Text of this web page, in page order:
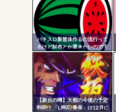
Powered by livedoor 相互RSS
パチスロ新筐体作るの流行って
るけど財布とか置きたいので下
皿とか今まで通りがいいわ
【新台の噂】大都の今後の予定
判明!? 「L押忍!番長」は12月に
ンク
更新
ツー
ル